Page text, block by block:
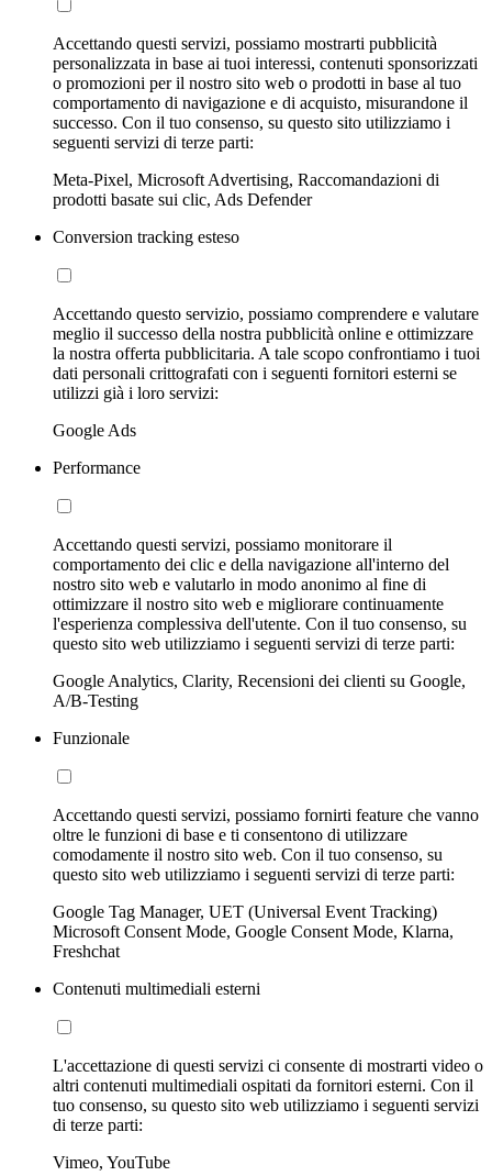
Accettando questi servizi, possiamo mostrarti pubblicità
personalizzata in base ai tuoi interessi, contenuti sponsorizzati
o promozioni per il nostro sito web o prodotti in base al tuo
comportamento di navigazione e di acquisto, misurandone il
successo. Con il tuo consenso, su questo sito utilizziamo i
seguenti servizi di terze parti:
Meta-Pixel, Microsoft Advertising, Raccomandazioni di
prodotti basate sui clic, Ads Defender
Conversion tracking esteso
Accettando questo servizio, possiamo comprendere e valutare
meglio il successo della nostra pubblicità online e ottimizzare
la nostra offerta pubblicitaria. A tale scopo confrontiamo i tuoi
dati personali crittografati con i seguenti fornitori esterni se
utilizzi già i loro servizi:
Google Ads
Performance
Accettando questi servizi, possiamo monitorare il
comportamento dei clic e della navigazione all'interno del
nostro sito web e valutarlo in modo anonimo al fine di
ottimizzare il nostro sito web e migliorare continuamente
l'esperienza complessiva dell'utente. Con il tuo consenso, su
questo sito web utilizziamo i seguenti servizi di terze parti:
Google Analytics, Clarity, Recensioni dei clienti su Google,
A/B-Testing
Funzionale
Accettando questi servizi, possiamo fornirti feature che vanno
oltre le funzioni di base e ti consentono di utilizzare
comodamente il nostro sito web. Con il tuo consenso, su
questo sito web utilizziamo i seguenti servizi di terze parti:
Google Tag Manager, UET (Universal Event Tracking)
Microsoft Consent Mode, Google Consent Mode, Klarna,
Freshchat
Contenuti multimediali esterni
L'accettazione di questi servizi ci consente di mostrarti video o
altri contenuti multimediali ospitati da fornitori esterni. Con il
tuo consenso, su questo sito web utilizziamo i seguenti servizi
di terze parti:
Vimeo, YouTube